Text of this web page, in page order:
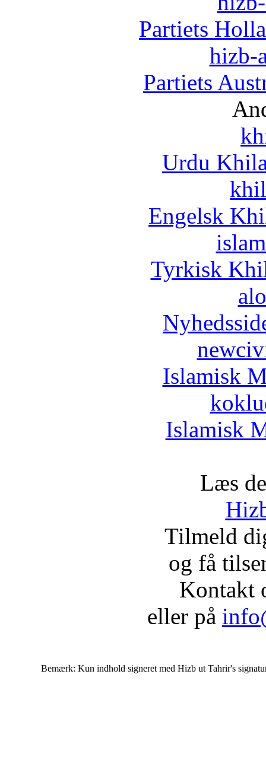
Partiets
hizb-
Partiets
Urdu
Engelsk
Tyrkisk
Islamisk
Islamisk
Læs
Tilmeld
og få
Kontakt
eller på
Bemærk: Kun indhold signeret med Hizb ut Tahrir's